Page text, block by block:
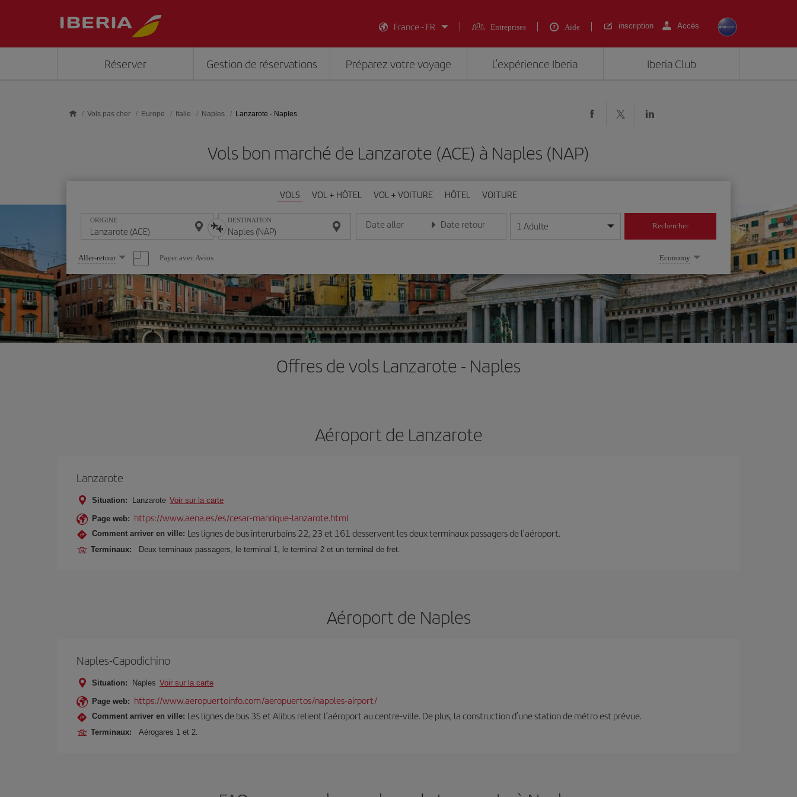
France - FR
Entreprises Aide inscription Accès
Réserver Gestion de réservations Préparez votre voyage L’expérience Iberia Iberia Club
Vols pas cher Europe Italie Naples Lanzarote - Naples
Vols bon marché de Lanzarote (ACE) à Naples (NAP)
VOLS VOL + HÔTEL VOL + VOITURE HÔTEL VOITURE
ORIGINE DESTINATION Date aller
Entrez la date au format jour/mois/année
Date retour
Entrez la date au format jour/mois/année
1 Adulte Rechercher
Sélectionnez
une
option
Aller-retour Payer avec Avios Economy
Offres de vols Lanzarote - Naples
Aéroport de Lanzarote
Lanzarote
Situation: Lanzarote Voir sur la carte
Page web: https://www.aena.es/es/cesar-manrique-lanzarote.html
Comment arriver en ville: Les lignes de bus interurbains 22, 23 et 161 desservent les deux terminaux passagers de l’aéroport.
Terminaux: Deux terminaux passagers, le terminal 1, le terminal 2 et un terminal de fret.
Aéroport de Naples
Naples-Capodichino
Situation: Naples Voir sur la carte
Page web: https://www.aeropuertoinfo.com/aeropuertos/napoles-airport/
Comment arriver en ville: Les lignes de bus 3S et Alibus relient l’aéroport au centre-ville. De plus, la construction d’une station de métro est prévue.
Terminaux: Aérogares 1 et 2.